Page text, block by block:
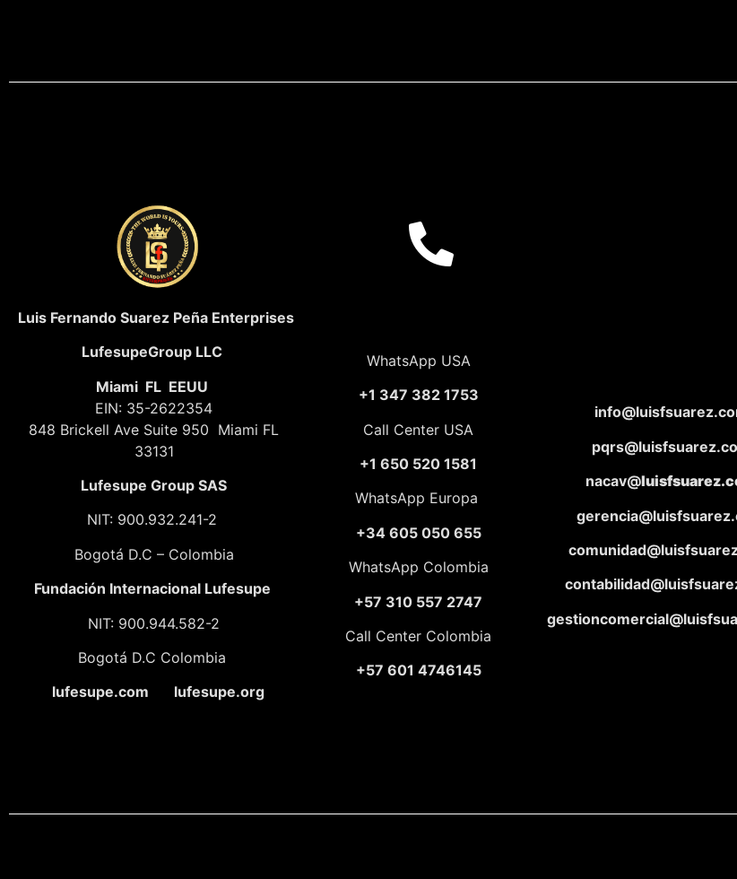
Luis Fernando Suarez Peña Enterprises
LufesupeGroup LLC
Miami FL EEUU
EIN: 35-2622354
848 Brickell Ave Suite 950 Miami FL
33131
Lufesupe Group SAS
NIT: 900.932.241-2
Bogotá D.C – Colombia
Fundación Internacional Lufesupe
NIT: 900.944.582-2
Bogotá D.C Colombia
lufesupe.com lufesupe.org
WhatsApp USA
+1 347 382 1753
Call Center USA
+1 650 520 1581
WhatsApp Europa
+34 605 050 655
WhatsApp Colombia
+57 310 557 2747
Call Center Colombia
+57 601 4746145
nacav@